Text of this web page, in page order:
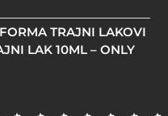
TRAJNI LAKOVI
LAK 10ML – ONLY